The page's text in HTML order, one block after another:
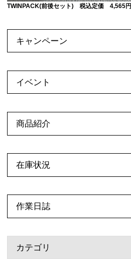
TWINPACK(前後セット) 税込定価 4,565円
キャンペーン
イベント
商品紹介
在庫状況
作業日誌
カテゴリ